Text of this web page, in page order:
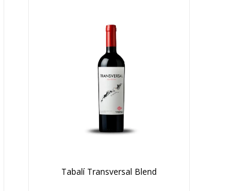
Tabalí Transversal Blend